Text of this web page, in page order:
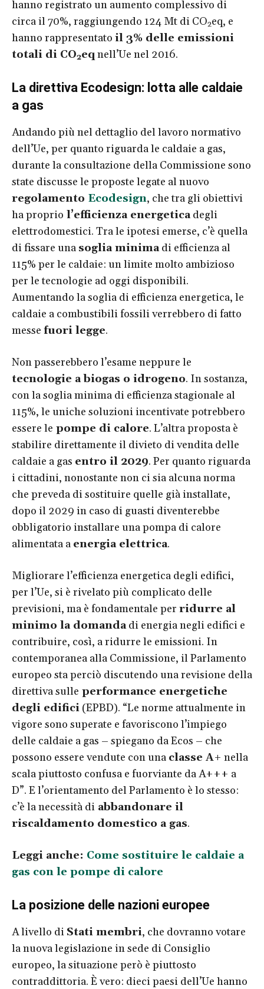
hanno registrato un aumento complessivo di
circa il 70%, raggiungendo 124 Mt di CO2eq, e
hanno rappresentato il 3% delle emissioni
totali di CO2eq nell’Ue nel 2016.
La direttiva Ecodesign: lotta alle caldaie
a gas
Andando più nel dettaglio del lavoro normativo
dell’Ue, per quanto riguarda le caldaie a gas,
durante la consultazione della Commissione sono
state discusse le proposte legate al nuovo
regolamento Ecodesign, che tra gli obiettivi
ha proprio l’efficienza energeticadegli
elettrodomestici. Tra le ipotesi emerse, c’è quella
di fissare una soglia minimadi efficienza al
115% per le caldaie: un limite molto ambizioso
per le tecnologie ad oggi disponibili.
Aumentando la soglia di efficienza energetica, le
caldaie a combustibili fossili verrebbero di fatto
messe fuori legge.
Non passerebbero l’esame neppure le
tecnologie a biogas o idrogeno. In sostanza,
con la soglia minima di efficienza stagionale al
115%, le uniche soluzioni incentivate potrebbero
essere le pompe di calore. L’altra proposta è
stabilire direttamente il divieto di vendita delle
caldaie a gas entro il 2029. Per quanto riguarda
i cittadini, nonostante non ci sia alcuna norma
che preveda di sostituire quelle già installate,
dopo il 2029 in caso di guasti diventerebbe
obbligatorio installare una pompa di calore
alimentata a energia elettrica.
Migliorare l’efficienza energetica degli edifici,
per l’Ue, si è rivelato più complicato delle
previsioni, ma è fondamentale per ridurre al
minimo la domandadi energia negli edifici e
contribuire, così, a ridurre le emissioni. In
contemporanea alla Commissione, il Parlamento
europeo sta perciò discutendo una revisione della
direttiva sulle performance energetiche
degli edifici (EPBD). “Le norme attualmente in
vigore sono superate e favoriscono l’impiego
delle caldaie a gas – spiegano da Ecos – che
possono essere vendute con una classe A+ nella
scala piuttosto confusa e fuorviante da A+++ a
D”. E l’orientamento del Parlamento è lo stesso:
c’è la necessità di abbandonare il
riscaldamento domestico a gas.
Leggi anche: Come sostituire le caldaie a
gas con le pompe di calore
La posizione delle nazioni europee
A livello di Stati membri, che dovranno votare
la nuova legislazione in sede di Consiglio
europeo, la situazione però è piuttosto
contraddittoria. È vero: dieci paesi dell’Ue hanno